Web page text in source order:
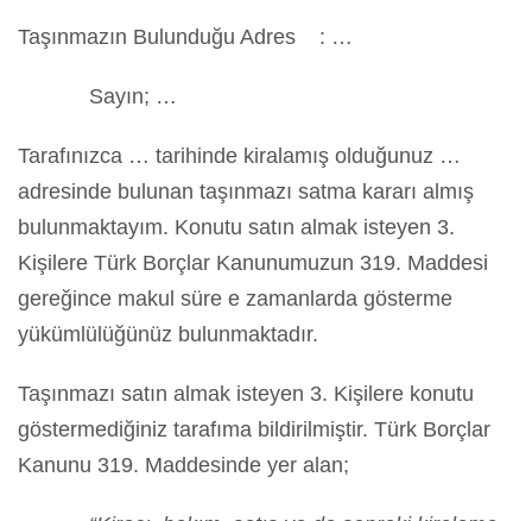
Taşınmazın Bulunduğu Adres : …
Sayın; …
Tarafınızca … tarihinde kiralamış olduğunuz …
adresinde bulunan taşınmazı satma kararı almış
bulunmaktayım. Konutu satın almak isteyen 3.
Kişilere Türk Borçlar Kanunumuzun 319. Maddesi
gereğince makul süre e zamanlarda gösterme
yükümlülüğünüz bulunmaktadır.
Taşınmazı satın almak isteyen 3. Kişilere konutu
göstermediğiniz tarafıma bildirilmiştir. Türk Borçlar
Kanunu 319. Maddesinde yer alan;